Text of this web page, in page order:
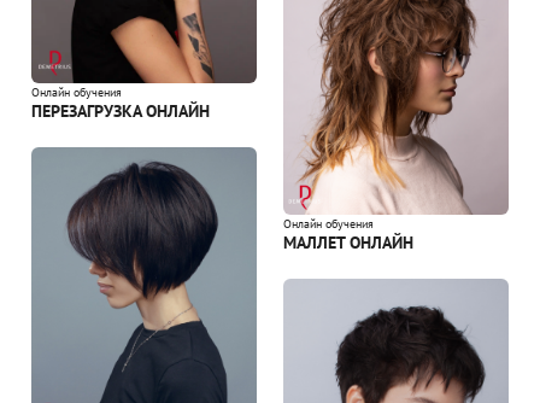
Онлайн обучения
ПЕРЕЗАГРУЗКА ОНЛАЙН
Онлайн обучения
МАЛЛЕТ ОНЛАЙН